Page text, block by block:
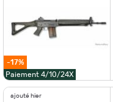
-17%
Paiement 4/10/24X
ajouté hier